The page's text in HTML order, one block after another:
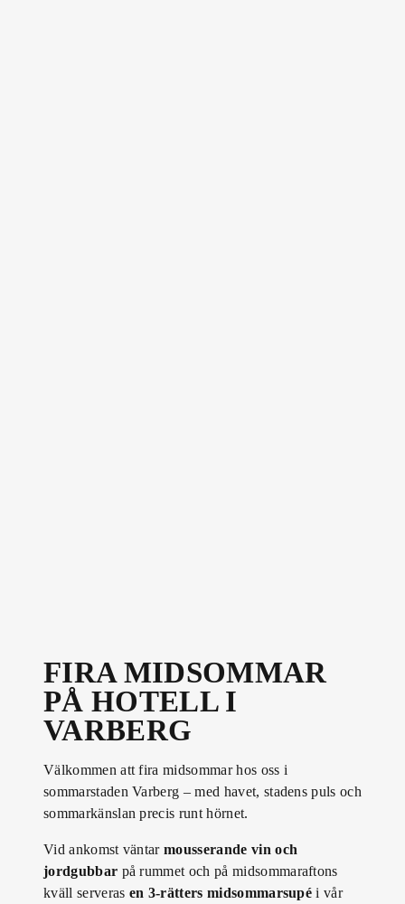
FIRA MIDSOMMAR
PÅ HOTELL I
VARBERG
Välkommen att fira midsommar hos oss i
sommarstaden Varberg – med havet, stadens puls och
sommarkänslan precis runt hörnet.
Vid ankomst väntarmousserande vin och
jordgubbar på rummet och på midsommaraftons
kväll serveras en 3-rätters midsommarsupé i vår